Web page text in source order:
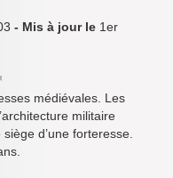
- Mis à jour le 1er
médiévales. Les
militaire
d’une forteresse.